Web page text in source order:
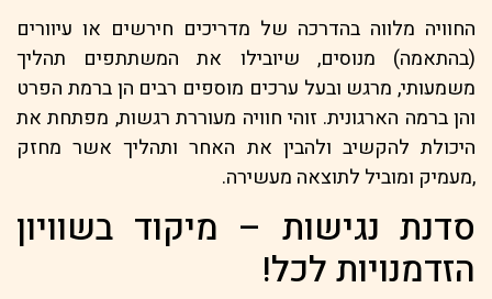
החוויה מלווה בהדרכה של מדריכים חירשים או עיוורים
(בהתאמה) מנוסים, שיובילו את המשתתפים תהליך
משמעותי, מרגש ובעל ערכים מוספים רבים הן ברמת הפרט
והן ברמה הארגונית. זוהי חוויה מעוררת רגשות, מפתחת את
היכולת להקשיב ולהבין את האחר ותהליך אשר מחזק
,מעמיק ומוביל לתוצאה מעשירה.
סדנת נגישות – מיקוד בשוויון
הזדמנויות לכל!